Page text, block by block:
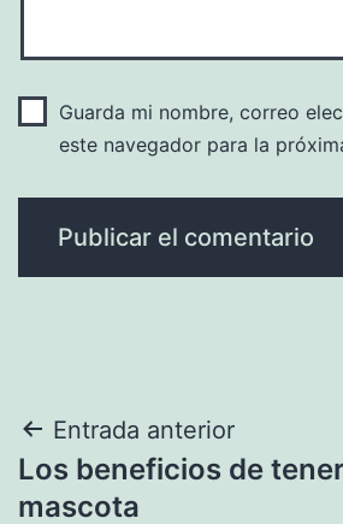
Guarda mi nombre, correo
este navegador para la
Navegación
de
Entrada anterior
Los beneficios de
mascota